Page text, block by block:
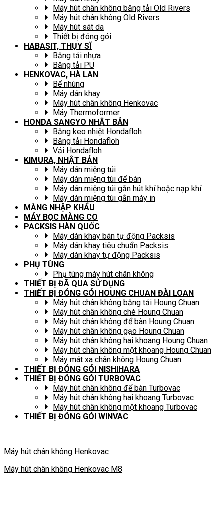
Máy hút chân không băng tải Old Rivers
Máy hút chân không Old Rivers
Máy hút sát da
Thiết bị đóng gói
HABASIT, THỤY SĨ
Băng tải nhựa
Băng tải PU
HENKOVAC, HÀ LAN
Bể nhúng
Máy dán khay
Máy hút chân không Henkovac
Máy Thermoformer
HONDA SANGYO NHẬT BẢN
Băng keo nhiệt Hondafloh
Băng tải Hondafloh
Vải Hondafloh
KIMURA, NHẬT BẢN
Máy dán miệng túi
Máy dán miệng túi để bàn
Máy dán miệng túi gắn hút khí hoặc nạp khí
Máy dán miệng túi gắn máy in
MÀNG NHẬP KHẨU
MÁY BỌC MÀNG CO
PACKSIS HÀN QUỐC
Máy dán khay bán tự động Packsis
Máy dán khay tiêu chuẩn Packsis
Máy dán khay tự động Packsis
PHỤ TÙNG
Phụ tùng máy hút chân không
THIẾT BỊ ĐÃ QUA SỬ DỤNG
THIẾT BỊ ĐÓNG GÓI HOUNG CHUAN ĐÀI LOAN
Máy hút chân không băng tải Houng Chuan
Máy hút chân không chè Houng Chuan
Máy hút chân không để bàn Houng Chuan
Máy hút chân không gạo Houng Chuan
Máy hút chân không hai khoang Houng Chuan
Máy hút chân không một khoang Houng Chuan
Máy mát xa chân không Houng Chuan
THIẾT BỊ ĐÓNG GÓI NISHIHARA
THIẾT BỊ ĐÓNG GÓI TURBOVAC
Máy hút chân không để bàn Turbovac
Máy hút chân không hai khoang Turbovac
Máy hút chân không một khoang Turbovac
THIẾT BỊ ĐÓNG GÓI WINVAC
Máy hút chân không Henkovac
Máy hút chân không Henkovac M8